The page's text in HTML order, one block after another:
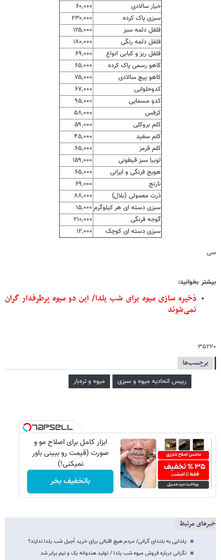
خیار سالادی
۶۰,۰۰۰
سبزی پاک کرده
۲۳۰,۰۰۰
فلفل دلمه سبز
۱۲۵,۰۰۰
فلفل دلمه رنگی
۱۸۰,۰۰۰
فلفل ریز و کبابی انواع
۶۹,۰۰۰
کاهو رسمی پاک کرده
۶۵,۰۰۰
کاهو پیچ سالادی
۷۵,۰۰۰
کدوحلوایی
۶۷,۰۰۰
کدو مسمایی
۹۵,۰۰۰
کرفس
۵۸,۰۰۰
کلم بروکلی
۵۹,۰۰۰
کلم سفید
۴۵,۰۰۰
کلم قرمز
۶۵,۰۰۰
لوبیا سبز قیطونی
۱۵۹,۰۰۰
هویج فرنگی و ایرانی
۶۵,۰۰۰
نارنج
۶۹,۰۰۰
ذرت معمولی (بلال)
۸۸,۰۰۰
سبزی دسته ای هر کیلوگرم ۱۵,۰۰۰
گوجه فرنگی
۲۱۰,۰۰۰
سبزی دسته ای کوچک
۱۲,۰۰۰
سی
بیشتر بخوانید:
ذخیره سازی میوه برای شب یلدا/ این دومیوه پرطرفدار گران
نمی‌شوند
۳۵۲۲۰
برچسب‌ها
رییس اتحادیه میوه و سبزی میوه و تره‌بار
ابزار کامل برای اصلاح مو و
صورت (قیمت رو ببینی باور
نمیکنی!)
باتخفیف بخر
خبرهای مرتبط
یلدایی به بلندای گرانی/ مردم هیچ اقبالی برای خرید آجیل شب یلدا ندارند؟
نگرانی درباره فروش میوه شب یلدا / تولید هندوانه یک و نیم برابر شد